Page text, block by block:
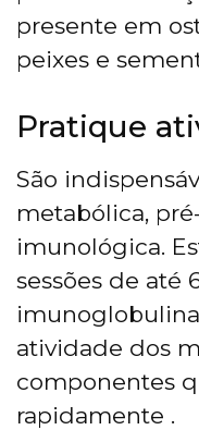
presente em
peixes e
Pratique
São
metabólica,
imunológica.
sessões de até
atividade dos
componentes
rapidamente .